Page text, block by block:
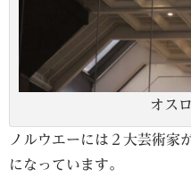
オス
ノルウエーには２大芸術家
になっています。